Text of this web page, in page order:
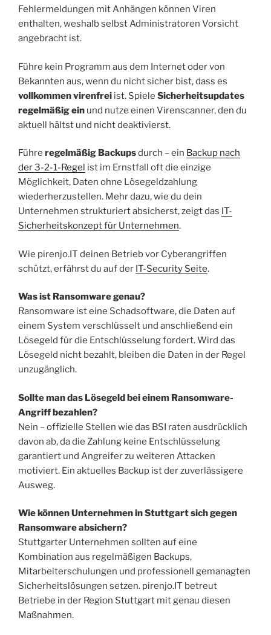
Fehlermeldungen mit Anhängen können Viren
enthalten, weshalb selbst Administratoren Vorsicht
angebracht ist.
Führe kein Programm aus dem Internet oder von
Bekannten aus, wenn du nicht sicher bist, dass es
vollkommen virenfrei ist. Spiele Sicherheitsupdates
regelmäßig ein und nutze einen Virenscanner, den du
aktuell hältst und nicht deaktivierst.
Führe regelmäßig Backupsdurch – ein Backup nach
der 3-2-1-Regel ist im Ernstfall oft die einzige
Möglichkeit, Daten ohne Lösegeldzahlung
wiederherzustellen. Mehr dazu, wie du dein
Unternehmen strukturiert absicherst, zeigt das IT-
Sicherheitskonzept für Unternehmen.
Wie pirenjo.IT deinen Betrieb vor Cyberangriffen
schützt, erfährst du auf der IT-Security Seite.
Was ist Ransomware genau?
Ransomware ist eine Schadsoftware, die Daten auf
einem System verschlüsselt und anschließend ein
Lösegeld für die Entschlüsselung fordert. Wird das
Lösegeld nicht bezahlt, bleiben die Daten in der Regel
unzugänglich.
Sollte man das Lösegeld bei einem Ransomware-
Angriff bezahlen?
Nein – offizielle Stellen wie das BSI raten ausdrücklich
davon ab, da die Zahlung keine Entschlüsselung
garantiert und Angreifer zu weiteren Attacken
motiviert. Ein aktuelles Backup ist der zuverlässigere
Ausweg.
Wie können Unternehmen in Stuttgart sich gegen
Ransomware absichern?
Stuttgarter Unternehmen sollten auf eine
Kombination aus regelmäßigen Backups,
Mitarbeiterschulungen und professionell gemanagten
Sicherheitslösungen setzen. pirenjo.IT betreut
Betriebe in der Region Stuttgart mit genau diesen
Maßnahmen.